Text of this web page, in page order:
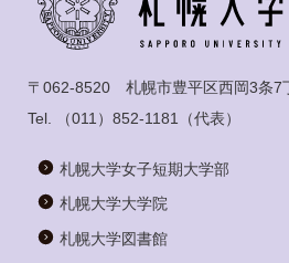
〒062-8520 札幌市豊平区西岡3条7
Tel.
（011）852-1181 （代表）
札幌大学女子短期大学部
札幌大学大学院
札幌大学図書館